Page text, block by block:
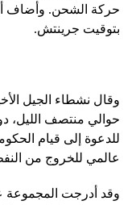
بتوقيت جرينتش.
وقال نشطاء الجيل
حوالي منتصف الليل،
للدعوة إلى قيام
عالمي للخروج من النفط
وقد أدرجت المجموعة